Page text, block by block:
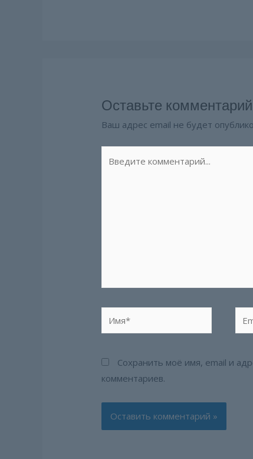
Оставьте комментарий
Ваш адрес email не будет
комментарий...
Сохранить моё имя, email и
комментариев.